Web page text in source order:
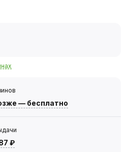
— бесплатно
₽